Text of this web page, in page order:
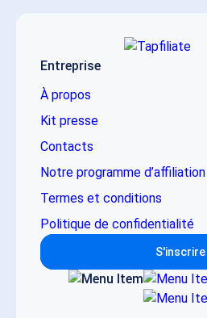
Entreprise
À propos
Kit presse
Contacts
Notre programme d’affiliation
Termes et conditions
Politique de confidentialité
S'inscrire